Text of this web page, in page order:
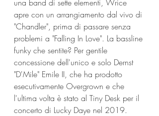
una band di sette elementi, Wrice
apre con un arrangiamento dal vivo di
"Chandler", prima di passare senza
problemi a "Falling In Love". La bassline
funky che sentite? Per gentile
concessione dell'unico e solo Dernst
"D'Mile" Emile II, che ha prodotto
esecutivamente Overgrown e che
l'ultima volta è stato al Tiny Desk per il
concerto di Lucky Daye nel 2019.